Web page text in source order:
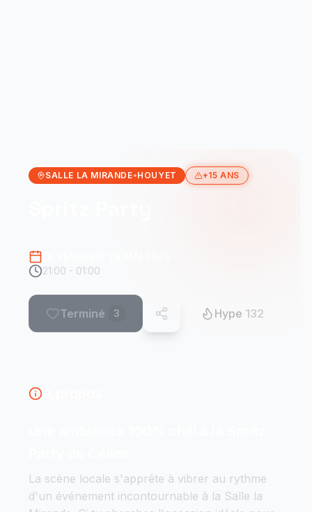
SALLE LA MIRANDE•HOUYET +15 ANS
21:00 - 01:00
Terminé 3 Hype 132
La scène locale s'apprête à vibrer au rythme
d'un événement incontournable à la Salle la